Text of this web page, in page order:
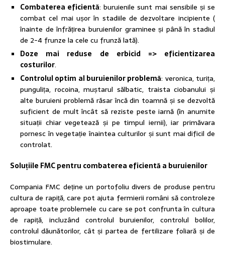
Combaterea eficientă: buruienile sunt mai sensibile și se
combat cel mai ușor în stadiile de dezvoltare incipiente (
înainte de înfrățirea buruienilor graminee și până în stadiul
de 2-4 frunze la cele cu frunză lată).
Doze mai reduse de erbicid => eficientizarea
costurilor.
Controlul optim al buruienilor problemă: veronica, turița,
pungulița, rocoina, muștarul sălbatic, traista ciobanului și
alte buruieni problemă răsar încă din toamnă și se dezvoltă
suficient de mult încât să reziste peste iarnă (în anumite
situații chiar vegetează și pe timpul iernii), iar primăvara
pornesc în vegetație înaintea culturilor și sunt mai dificil de
controlat.
Soluțiile FMC pentru combaterea eficientă a buruienilor
Compania FMC deține un portofoliu divers de produse pentru
cultura de rapiță, care pot ajuta fermierii români să controleze
aproape toate problemele cu care se pot confrunta în cultura
de rapiță, incluzând controlul buruienilor, controlul bolilor,
controlul dăunătorilor, cât și partea de fertilizare foliară și de
biostimulare.